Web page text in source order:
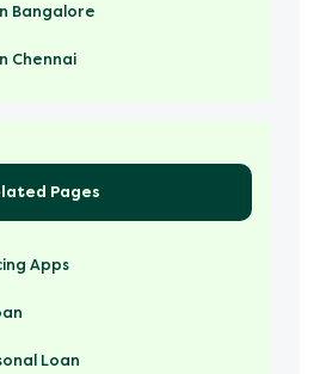
Bangalore
Chennai
Pages
Apps
Loan